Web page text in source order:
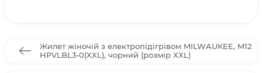
Жилет жіночій з електропідігрівом MILWAUKEE, M12
HPVLBL3-0(XXL), чорний (розмір XXL)